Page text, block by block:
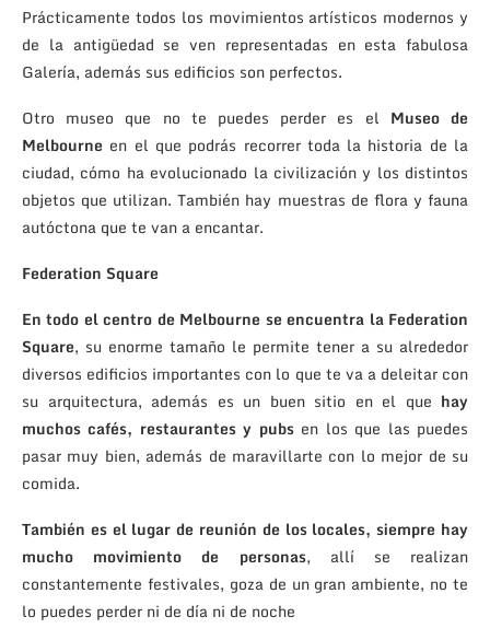
Prácticamente todos los movimientos artísticos modernos y
de la antigüedad se ven representadas en esta fabulosa
Galería, además sus edificios son perfectos.
Otro museo que no te puedes perder es el Museo de
Melbourne en el que podrás recorrer toda la historia de la
ciudad, cómo ha evolucionado la civilización y los distintos
objetos que utilizan. También hay muestras de flora y fauna
autóctona que te van a encantar.
Federation Square
En todo el centro de Melbourne se encuentra la Federation
Square, su enorme tamaño le permite tener a su alrededor
diversos edificios importantes con lo que te va a deleitar con
su arquitectura, además es un buen sitio en el que hay
muchos cafés, restaurantes y pubs en los que las puedes
pasar muy bien, además de maravillarte con lo mejor de su
comida.
También es el lugar de reunión de los locales, siempre hay
mucho movimiento de personas, allí se realizan
constantemente festivales, goza de un gran ambiente, no te
lo puedes perder ni de día ni de noche